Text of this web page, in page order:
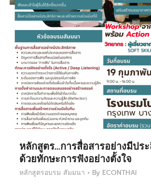
หลักสูตร…การสื่อสารอย่างมีปร
ด้วยทักษะการฟังอย่างตั้งใจ
หลักสูตรอบรม สัมมนา By ECONTHAI